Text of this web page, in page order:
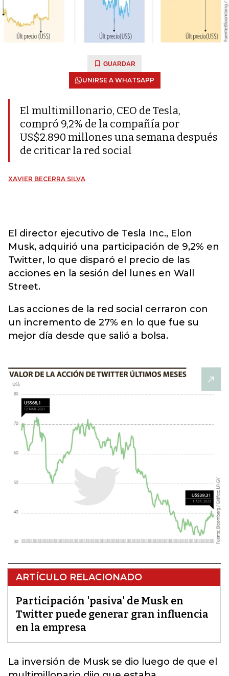
GUARDAR
UNIRSE A WHATSAPP
El multimillonario, CEO de Tesla,
compró 9,2% de la compañía por
US$2.890 millones una semana después
de criticar la red social
XAVIER BECERRA SILVA
El director ejecutivo de Tesla Inc., Elon
Musk, adquirió una participación de 9,2% en
Twitter, lo que disparó el precio de las
acciones en la sesión del lunes en Wall
Street.
Las acciones de la red social cerraron con
un incremento de 27% en lo que fue su
mejor día desde que salió a bolsa.
ARTÍCULO RELACIONADO
Participación 'pasiva' de Musk en
Twitter puede generar gran influencia
en la empresa
La inversión de Muskse dio luego de que el